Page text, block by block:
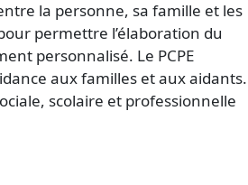
la personne, sa famille et les
permettre l’élaboration du
personnalisé. Le PCPE
aux familles et aux aidants.
scolaire et professionnelle